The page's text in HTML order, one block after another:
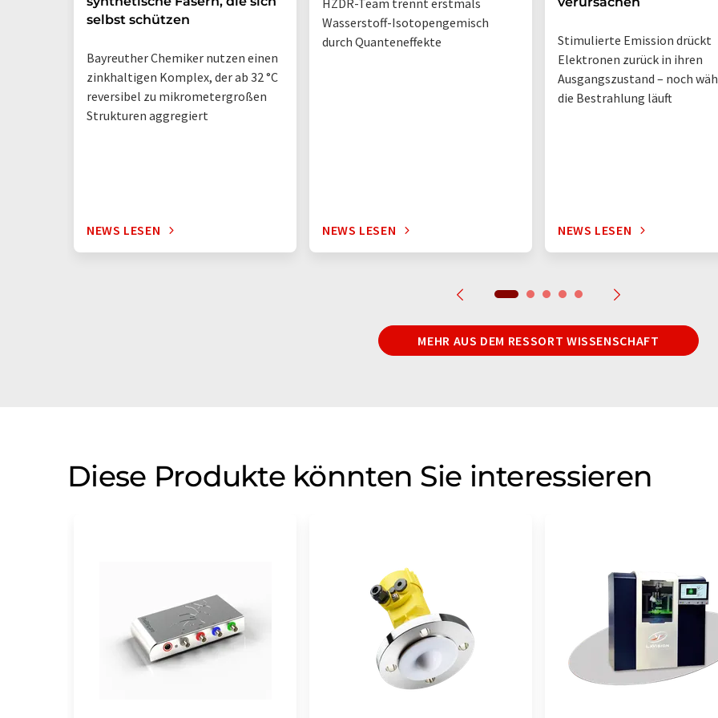
selbst schützen
Bayreuther Chemiker nutzen einen
zinkhaltigen Komplex, der ab 32 °C
reversibel zu mikrometergroßen
Strukturen aggregiert
NEWS LESEN
HZDR-Team trennt erstmals
Wasserstoff-Isotopengemisch
durch Quanteneffekte
NEWS LESEN
Stimulierte Emission drückt
Elektronen zurück in ihren
Ausgangszustand – noch
die Bestrahlung läuft
NEWS LESEN
MEHR AUS DEM RESSORT WISSENSCHAFT
Diese Produkte könnten Sie interessieren